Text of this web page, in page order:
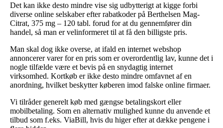
Det kan ikke desto mindre vise sig udbytterigt at kigge forbi
diverse online selskaber efter rabatkoder på Berthelsen Mag-
Citrat, 375 mg – 120 tabl. forud for at du gennemfører din
handel, så man er velinformeret til at få den billigste pris.
Man skal dog ikke overse, at ifald en internet webshop
annoncerer varer for en pris som er overordentlig lav, kunne det i
nogle tilfælde være et bevis på en snydagtig internet
virksomhed. Kortkøb er ikke desto mindre omfavnet af en
anordning, hvilket beskytter køberen imod falske online firmaer.
Vi tilråder generelt køb med gængse betalingskort eller
mobilbetaling. Som en alternativ mulighed kunne du anvende et
tilbud som f.eks. ViaBill, hvis du higer efter at dække pengene i